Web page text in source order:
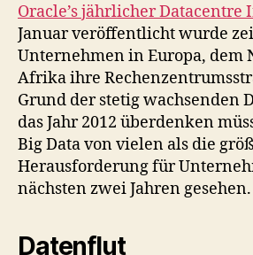
Oracle’s jährlicher Datacentre
Januar veröffentlicht wurde
Unternehmen in Europa, dem
Afrika ihre
Grund der stetig wachsenden
das Jahr 2012 überdenken
Big Data von vielen als die
Herausforderung für
nächsten zwei Jahren gesehen.
Datenflut